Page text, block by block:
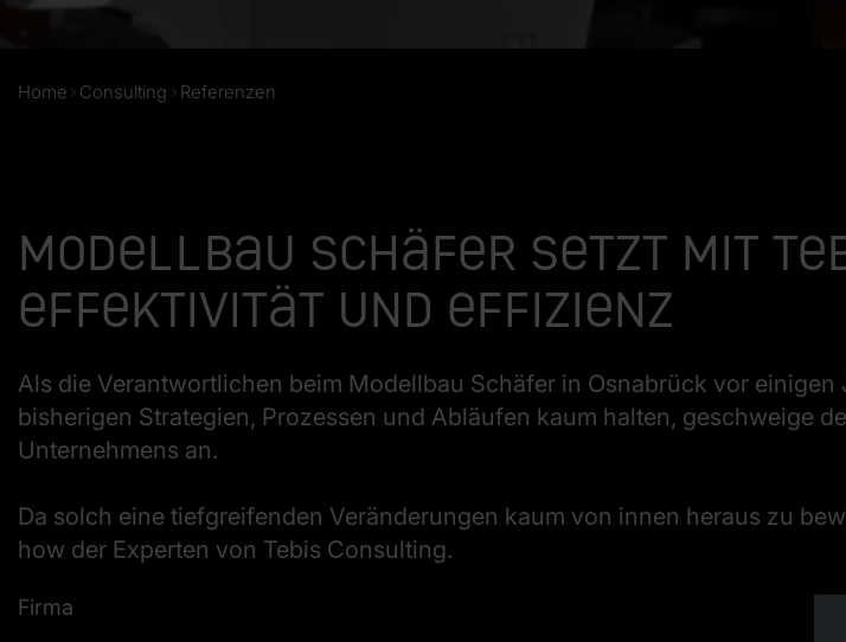
Home Consulting Referenzen
Modellbau Schäfer setzt mit
Effektivität und Effizienz
Als die Verantwortlichen beim Modellbau Schäfer in Osnabrück vor
bisherigen Strategien, Prozessen und Abläufen kaum halten, geschweige
Unternehmens an.
Da solch eine tiefgreifenden Veränderungen kaum von innen heraus zu
how der Experten von Tebis Consulting.
Firma